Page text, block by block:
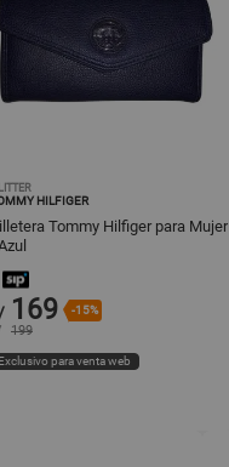
HILFIGER
Tommy Hilfiger para Mujer
169 -15%
199
Exclusivo para venta web